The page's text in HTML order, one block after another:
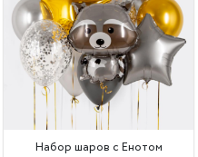
Набор шаров с Енотом